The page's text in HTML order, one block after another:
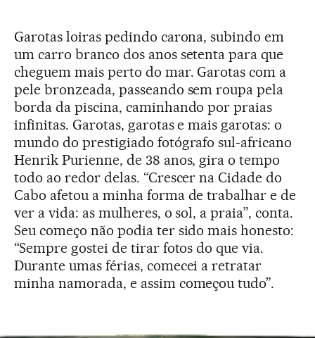
Garotas loiras pedindo carona, subindo em
um carro branco dos anos setenta para que
cheguem mais perto do mar. Garotas com a
pele bronzeada, passeando sem roupa pela
borda da piscina, caminhando por praias
infinitas. Garotas, garotas e mais garotas: o
mundo do prestigiado fotógrafo sul-africano
Henrik Purienne, de 38 anos, gira o tempo
todo ao redor delas. “Crescer na Cidade do
Cabo afetou a minha forma de trabalhar e de
ver a vida: as mulheres, o sol, a praia”, conta.
Seu começo não podia ter sido mais honesto:
“Sempre gostei de tirar fotos do que via.
Durante umas férias, comecei a retratar
minha namorada, e assim começou tudo”.